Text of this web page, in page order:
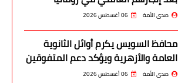
صدى الأمة 06 أغسطس 2026
محافظ السويس يكرم أوائل الثانوية
العامة والأزهرية ويؤكد دعم المتفوقين
صدى الأمة 06 أغسطس 2026